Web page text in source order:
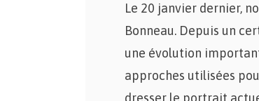
Le 20 janvier dernier,
Bonneau. Depuis un
une évolution
approches utilisées
dresser le portrait